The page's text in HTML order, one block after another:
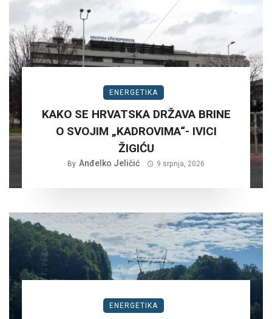
ENERGETIKA
KAKO SE HRVATSKA DRŽAVA BRINE
O SVOJIM „KADROVIMA“- IVICI
ŽIGIĆU
By Anđelko Jeličić 9 srpnja, 2026
ENERGETIKA